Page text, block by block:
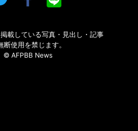
載している写真・見出し・記事
断使用を禁じます。
© AFPBB News